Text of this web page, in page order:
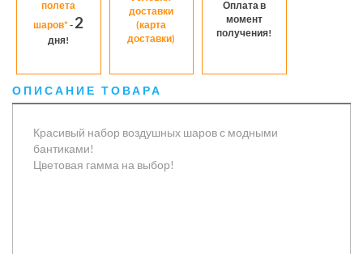
полета
шаров*- 2
дня!
доставки
(карта
доставки)
Оплата в
момент
получения!
ОПИСАНИЕ ТОВАРА
Красивый набор воздушных шаров с модными
бантиками!
Цветовая гамма на выбор!